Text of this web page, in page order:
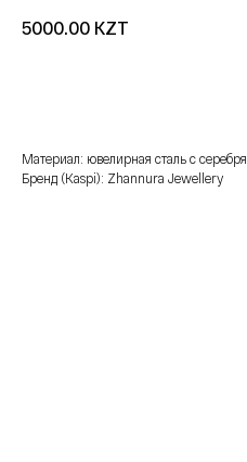
5000.00 KZT
Материал: ювелирная сталь с
Бренд (Kaspi): Zhannura Jewellery